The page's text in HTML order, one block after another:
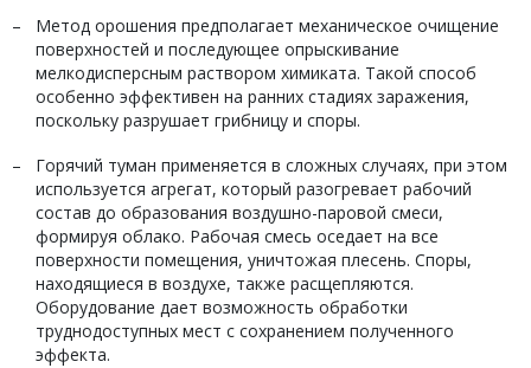
Метод орошения предполагает механическое очищение
поверхностей и последующее опрыскивание
мелкодисперсным раствором химиката. Такой способ
особенно эффективен на ранних стадиях заражения,
поскольку разрушает грибницу и споры.
Горячий туман применяется в сложных случаях, при этом
используется агрегат, который разогревает рабочий
состав до образования воздушно-паровой смеси,
формируя облако. Рабочая смесь оседает на все
поверхности помещения, уничтожая плесень. Споры,
находящиеся в воздухе, также расщепляются.
Оборудование дает возможность обработки
труднодоступных мест с сохранением полученного
эффекта.